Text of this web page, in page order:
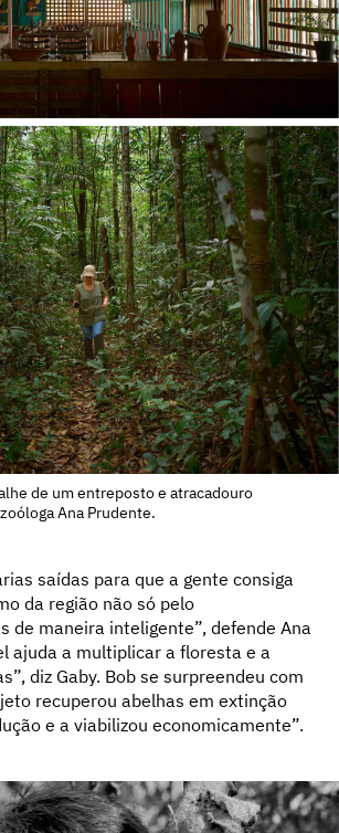
de um entreposto e atracadouro
Ana Prudente.
saídas para que a gente consiga
da região não só pelo
de maneira inteligente”, defende Ana
ajuda a multiplicar a floresta e a
diz Gaby. Bob se surpreendeu com
recuperou abelhas em extinção
e a viabilizou economicamente”.